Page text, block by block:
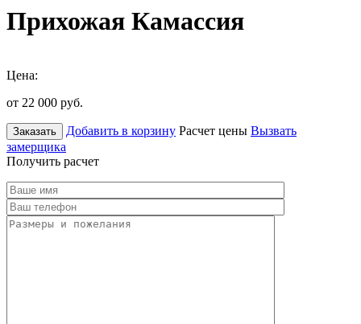
Прихожая Камассия
Цена:
от 22 000 руб.
Заказать Добавить в корзину Расчет цены Вызвать
замерщика
Получить расчет